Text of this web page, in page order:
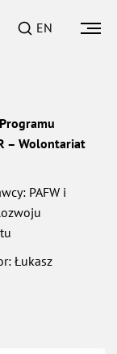
EN
– Wolontariat
PAFW i
Łukasz